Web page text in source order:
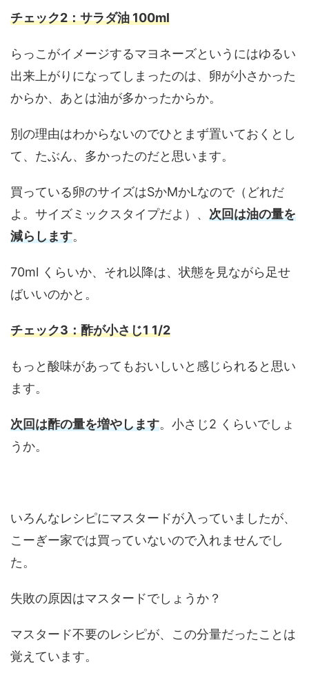
チェック2：サラダ油 100ml
らっこがイメージするマヨネーズというにはゆるい
出来上がりになってしまったのは、卵が小さかった
からか、あとは油が多かったからか。
別の理由はわからないのでひとまず置いておくとし
て、たぶん、多かったのだと思います。
買っている卵のサイズはSかMかLなので（どれだ
よ。サイズミックスタイプだよ）、 次回は油の量を
減らします。
70ml くらいか、それ以降は、状態を見ながら足せ
ばいいのかと。
チェック3：酢が小さじ1 1/2
もっと酸味があってもおいしいと感じられると思い
ます。
次回は酢の量を増やします。小さじ2 くらいでしょ
うか。
いろんなレシピにマスタードが入っていましたが、
こーぎー家では買っていないので入れませんでし
た。
失敗の原因はマスタードでしょうか？
マスタード不要のレシピが、この分量だったことは
覚えています。